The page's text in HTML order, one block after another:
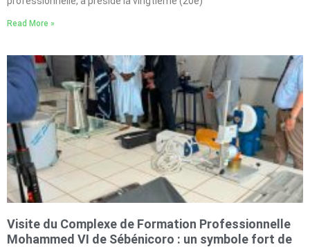
Read More »
Visite du Complexe de Formation Professionnelle
Mohammed VI de Sébénicoro : un symbole fort de